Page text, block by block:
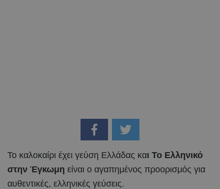
Το καλοκαίρι έχει γεύση Ελλάδας και Το Ελληνικό
στην Έγκωμη είναι ο αγαπημένος προορισμός για
αυθεντικές, ελληνικές γεύσεις.